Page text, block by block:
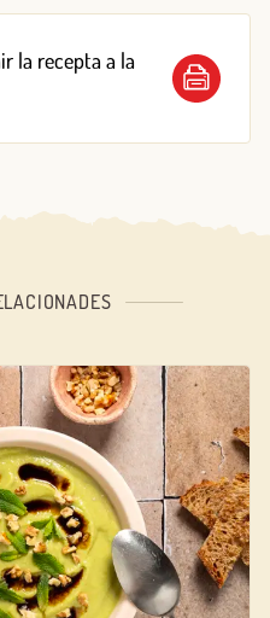
la recepta a la